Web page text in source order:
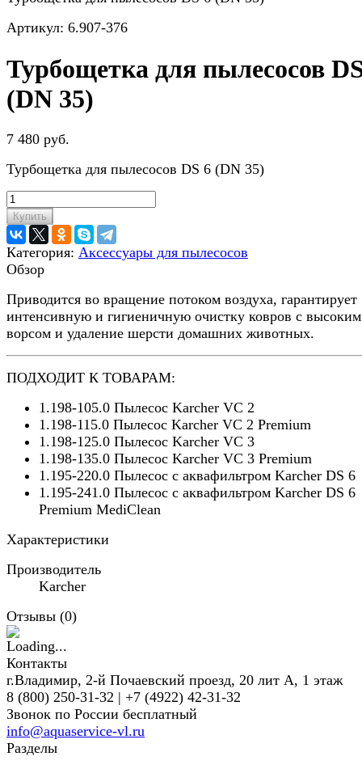
Артикул: 6.907-376
Турбощетка для пылесосов
(DN 35)
7 480 руб.
Турбощетка для пылесосов DS 6 (DN 35)
Купить
Категория: Аксессуары для пылесосов
Обзор
Приводится во вращение потоком воздуха, гарантирует
интенсивную и гигиеничную очистку ковров с высоким
ворсом и удаление шерсти домашних животных.
ПОДХОДИТ К ТОВАРАМ:
1.198-105.0 Пылесос Karcher VC 2
1.198-115.0 Пылесос Karcher VC 2 Premium
1.198-125.0 Пылесос Karcher VC 3
1.198-135.0 Пылесос Karcher VC 3 Premium
1.195-220.0 Пылесос с аквафильтром Karcher DS 6
1.195-241.0 Пылесос с аквафильтром Karcher DS 6
Premium MediClean
Характеристики
Производитель
Karcher
Отзывы (0)
Контакты
г.Владимир, 2-й Почаевский проезд, 20 лит А, 1 этаж
8 (800) 250-31-32 | +7 (4922) 42-31-32
Звонок по России бесплатный
info@aquaservice-vl.ru
Разделы